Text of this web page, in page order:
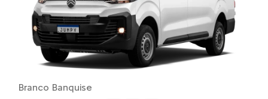
Branco Banquise